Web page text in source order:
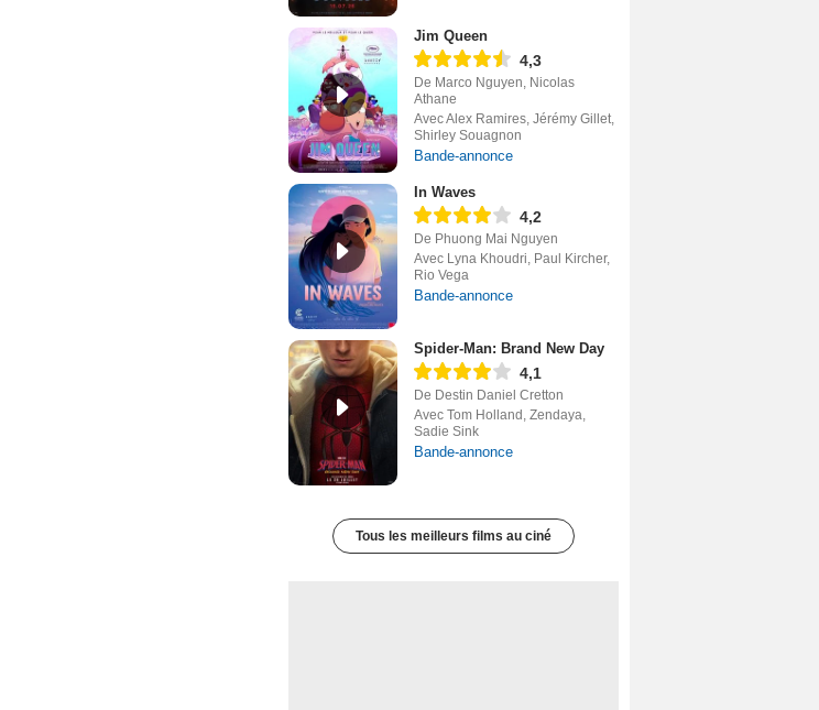
Jim Queen
4,3
De Marco Nguyen, Nicolas
Athane
Avec Alex Ramires, Jérémy Gillet,
Shirley Souagnon
Bande-annonce
In Waves
4,2
De Phuong Mai Nguyen
Avec Lyna Khoudri, Paul Kircher,
Rio Vega
Bande-annonce
Spider-Man: Brand New Day
4,1
De Destin Daniel Cretton
Avec Tom Holland, Zendaya,
Sadie Sink
Bande-annonce
Tous les meilleurs films au ciné